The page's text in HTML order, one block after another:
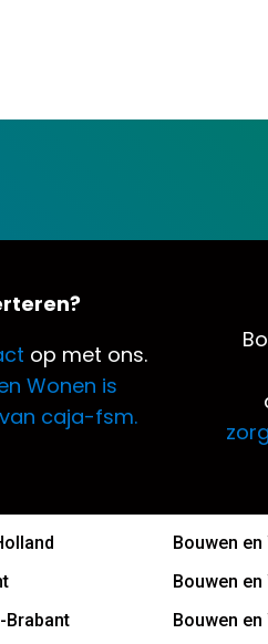
op met ons.
Wonen is
caja-fsm.
Brabant
Bouwen
Bouwen
Bouwen en